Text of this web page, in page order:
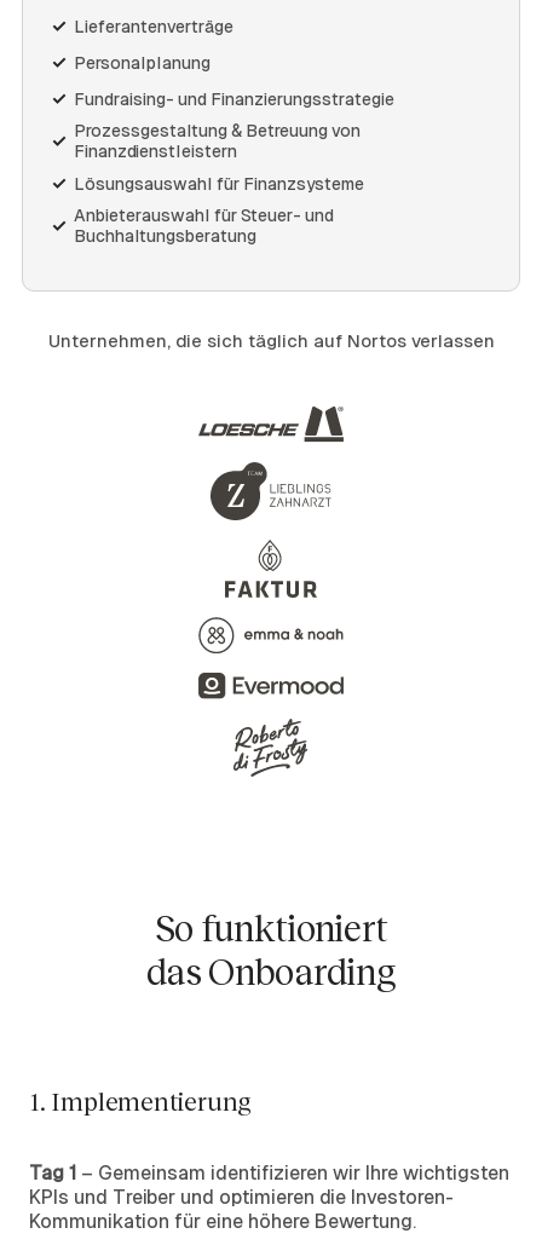
Lieferantenverträge
Personalplanung
Fundraising- und Finanzierungsstrategie
Prozessgestaltung & Betreuung von
Finanzdienstleistern
Lösungsauswahl für Finanzsysteme
Anbieterauswahl für Steuer- und
Buchhaltungsberatung
Unternehmen, die sich täglich auf Nortos verlassen
So funktioniert
das Onboarding
1. Implementierung
Tag 1 – Gemeinsam identifizieren wir Ihre wichtigsten
KPIs und Treiber und optimieren die Investoren-
Kommunikation für eine höhere Bewertung.